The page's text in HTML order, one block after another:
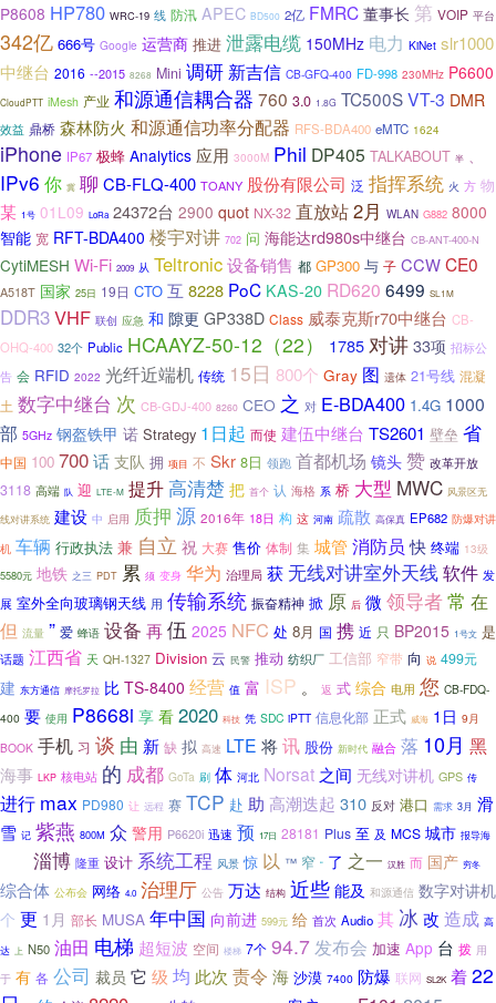
P8608 HP780 WRC-19 线 防汛 APEC BD500 2亿 FMRC董事长 第 VOIP 平台
342亿 666号 Google 运营商 推进 泄露电缆 150MHz 电力 KiNet slr1000
中继台 2016 --2015 8268 Mini 调研 新吉信 CB-GFQ-400 FD-998 230MHz P6600
CloudPTT iMesh 产业 和源通信耦合器 760 3.0 1.8G TC500SVT-3 DMR
效益 鼎桥 森林防火 和源通信功率分配器 RFS-BDA400 eMTC 1624
iPhone IP67 极蜂 Analytics 应用 3000M Phil DP405 TALKABOUT 半 、
IPv6 你 冀 聊 CB-FLQ-400 TOANY 股份有限公司 泛 指挥系统 火 方 物
某 1号 01L09 LoRa 24372台 2900 quot NX-32 直放站2月 WLAN G882 8000
智能 宽 RFT-BDA400 楼宇对讲 702 问 海能达rd980s中继台 CB-ANT-400-N
CytiMESH Wi-Fi 2009 从 Teltronic设备销售 都 GP300 与 子 CCWCE0
A518T 国家 25日 19日 CTO 互 8228 PoC KAS-20 RD620 6499 SL1M
DDR3VHF 联创 应急 和 隙更 GP338D Class 威泰克斯r70中继台 CB-
OHQ-400 32个 Public HCAAYZ-50-12（22） 1785对讲33项 招标公
告 会 RFID 2022 光纤近端机 传统 15日 800个 Gray 图 遗体 21号线 混凝
土 数字中继台 次 CB-GDJ-400 8260 CEO 之 对 E-BDA400 1.4G 1000
部 5GHz 钢盔铁甲 诺 Strategy 1日起 而使 建伍中继台 TS2601 壁垒 省
中国 100 700话 支队 拥 项目 不 Skr 8日 领跑 首都机场 镜头 赞 改革开放
3118 高端 队 迎 LTE-M 提升高清楚 把 首个 认 海格 系 桥 大型 MWC 风景区无
线对讲系统 建设 中 启用 质押 源 2016年 18日 构 这 河南 疏散 高保真 EP682 防爆对讲
机 车辆 行政执法 兼 自立 祝 大赛 售价 体制 集 城管 消防员 快 终端 13级
5580元 地铁 之三 PDT 累 须 变身 华为 治理局 获无线对讲室外天线软件 发
展 室外全向玻璃钢天线 用 传输系统 振奋精神 掀 原 后 微 领导者常 在
但 流量 ” 爱 蜂语 设备 再伍 2025 NFC 处 8月 国 携 近 只 BP2015 1号文 是
话题 江西省 天 QH-1327 Division 云 民警 推动 纺织厂 工信部 窄带 向 说 499元
建 东方通信 摩托罗拉 比 TS-8400 经营 值 富 ISP 。 返 式 综合 电用 您 CB-FDQ-
400 要 使用 P8668i 享 看2020 科技 凭 SDC iPTT 信息化部 正式 威海 1日 9月
BOOK 手机 习 谈 由 新 缺 拟 高速 LTE 将讯 股份 新时代 融合 落 10月 黑
海事 LKP 核电站 的 成都 GoTa 刷 体 河北 Norsat 之间 无线对讲机 GPS 传
进行 max PD980 让 远程 赛 TCP 赴 助 高潮迭起 310 反对 港口 需求 3月 滑
雪 记 紫燕 800M 众 警用 P6620i 迅速 预 17日 28181 Plus 至 及 MCS 城市 报导海
淄博 隆重 设计 系统工程 风景 惊 以 ™ 窄 “ 了 之一 汉胜 而 国产 穷冬
综合体 公布会 网络 4.0 治理厅 公告 万达 结构 近些 能及 和源通信 数字对讲机
个 更 1月 部长 MUSA 年中国 向前进 599元 给 首次 Audio 其 冰 改 造成 高
达 上 N50 油田 电梯 超短波 空间 楼梯 7个 94.7发布会 加速 App 台 拨 用
于 有 各 公司 裁员 它 级 均 此次 责令 海 沙漠 7400 防爆 联网 SL2K 着22